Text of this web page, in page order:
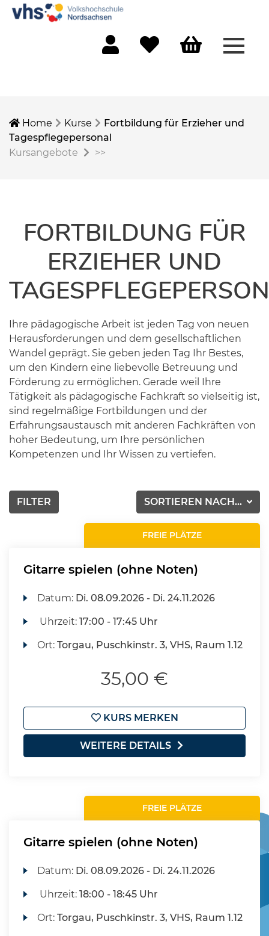
Home Kurse
Fortbildung für Erzieher und
Tagespflegepersonal
Kursangebote
>>
FORTBILDUNG FÜR
ERZIEHER UND
Ihre pädagogische Arbeit ist jeden Tag von neuen
Herausforderungen und dem gesellschaftlichen
Wandel geprägt. Sie geben jeden Tag Ihr Bestes,
um den Kindern eine liebevolle Betreuung und
Förderung zu ermöglichen. Gerade weil Ihre
Tätigkeit als pädagogische Fachkraft so vielseitig ist,
sind regelmäßige Fortbildungen und der
Erfahrungsaustausch mit anderen Fachkräften von
hoher Bedeutung, um Ihre persönlichen
Kompetenzen und Ihr Wissen zu vertiefen.
SORTIEREN NACH...
FILTER
FREIE PLÄTZE
Gitarre spielen (ohne Noten)
Datum: Di. 08.09.2026 - Di. 24.11.2026
Uhrzeit:17:00 - 17:45 Uhr
Ort:Torgau, Puschkinstr. 3, VHS, Raum 1.12
35,00 €
KURS MERKEN
WEITERE DETAILS
FREIE PLÄTZE
Gitarre spielen (ohne Noten)
Datum: Di. 08.09.2026 - Di. 24.11.2026
Uhrzeit:18:00 - 18:45 Uhr
Ort:Torgau, Puschkinstr. 3, VHS, Raum 1.12